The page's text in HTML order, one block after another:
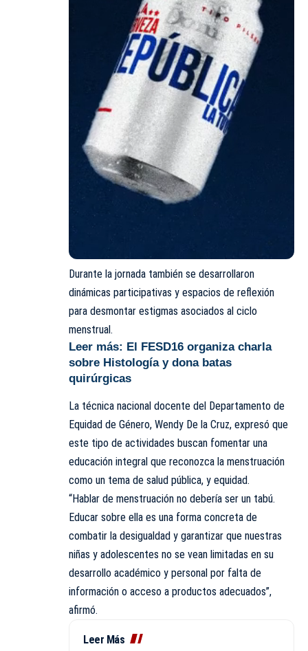
Durante la jornada también se desarrollaron
dinámicas participativas y espacios de reflexión
para desmontar estigmas asociados al ciclo
menstrual.
Leer más: El FESD16 organiza charla
sobre Histología y dona batas
quirúrgicas
La técnica nacional docente del Departamento de
Equidad de Género, Wendy De la Cruz, expresó que
este tipo de actividades buscan fomentar una
educación integral que reconozca la menstruación
como un tema de salud pública, y equidad.
“Hablar de menstruación no debería ser un tabú.
Educar sobre ella es una forma concreta de
combatir la desigualdad y garantizar que nuestras
niñas y adolescentes no se vean limitadas en su
desarrollo académico y personal por falta de
información o acceso a productos adecuados”,
afirmó.
Leer Más